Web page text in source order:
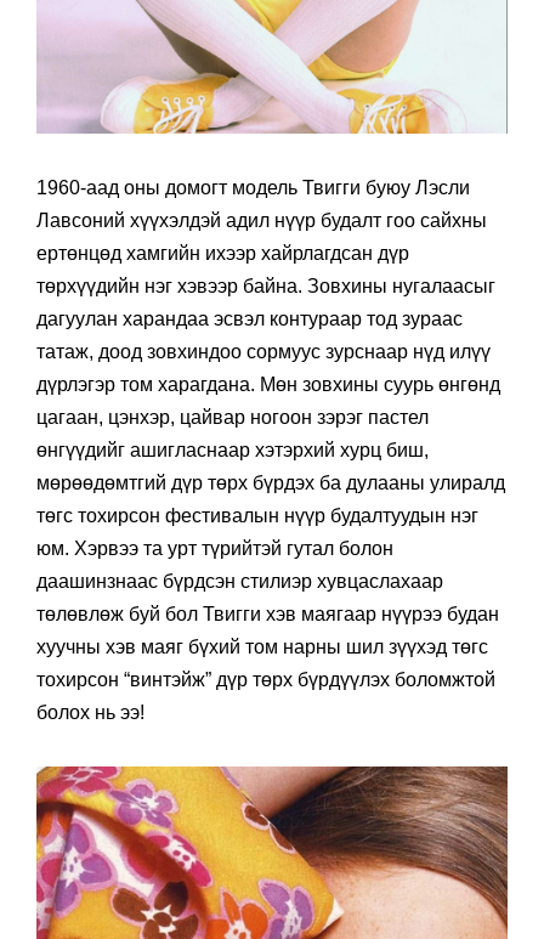
1960-аад оны домогт модель Твигги буюу Лэсли
Лавсоний хүүхэлдэй адил нүүр будалт гоо сайхны
ертөнцөд хамгийн ихээр хайрлагдсан дүр
төрхүүдийн нэг хэвээр байна. Зовхины нугалаасыг
дагуулан харандаа эсвэл контураар тод зураас
татаж, доод зовхиндоо сормуус зурснаар нүд илүү
дүрлэгэр том харагдана. Мөн зовхины суурь өнгөнд
цагаан, цэнхэр, цайвар ногоон зэрэг пастел
өнгүүдийг ашигласнаар хэтэрхий хурц биш,
мөрөөдөмтгий дүр төрх бүрдэх ба дулааны улиралд
төгс тохирсон фестивалын нүүр будалтуудын нэг
юм. Хэрвээ та урт түрийтэй гутал болон
даашинзнаас бүрдсэн стилиэр хувцаслахаар
төлөвлөж буй бол Твигги хэв маягаар нүүрээ будан
хуучны хэв маяг бүхий том нарны шил зүүхэд төгс
тохирсон “винтэйж” дүр төрх бүрдүүлэх боломжтой
болох нь ээ!